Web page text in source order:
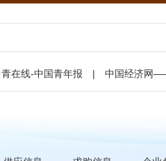
在线-中国青年报 | 中国经济网